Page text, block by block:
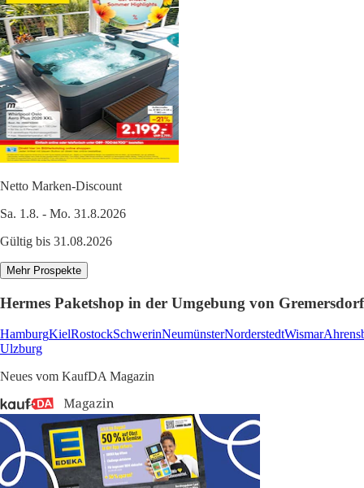
Netto Marken-Discount
Sa. 1.8. - Mo. 31.8.2026
Gültig bis 31.08.2026
Mehr Prospekte
Hermes Paketshop in der Umgebung von Gremersdorf
HamburgKielRostockSchwerinNeumünsterNorderstedtWismar
Ulzburg
Neues vom KaufDA Magazin